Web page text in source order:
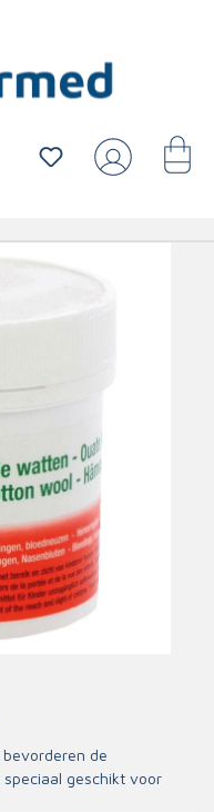
de
geschikt voor